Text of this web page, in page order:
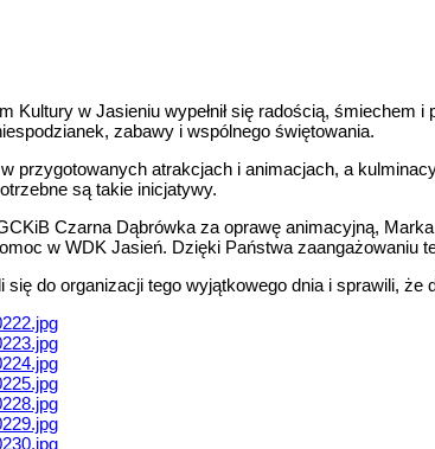
Kultury w Jasieniu wypełnił się radością,
zabawy i wspólnego świętowania.
przygotowanych atrakcjach i animacjach, a
są takie inicjatywy.
Czarna Dąbrówka za oprawę animacyjną,
w WDK Jasień. Dzięki Państwa zaangażowaniu
do organizacji tego wyjątkowego dnia i sprawili, że